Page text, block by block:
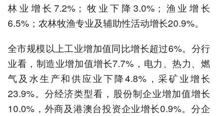
林业增长7.2%；牧业下降3.0%；渔业增长
6.5%；农林牧渔专业及辅助性活动增长20.9%。
全市规模以上工业增加值同比增长超过6%。分行
业看，制造业增加值增长7.7%，电力、热力、燃
气及水生产和供应业下降4.8%，采矿业增长
23.9%。分经济类型看，股份制企业增加值增长
10.0%，外商及港澳台投资企业增长0.9%。分企